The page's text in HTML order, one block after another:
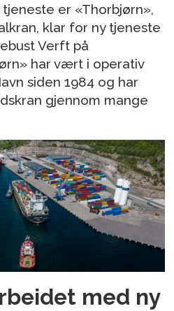
er «Thorbjørn»,
klar for ny tjeneste
Verft på
har vært i operativ
siden 1984 og har
gjennom mange
med ny